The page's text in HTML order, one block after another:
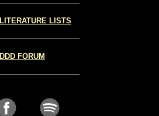
LITERATURE LISTS
DDD FORUM